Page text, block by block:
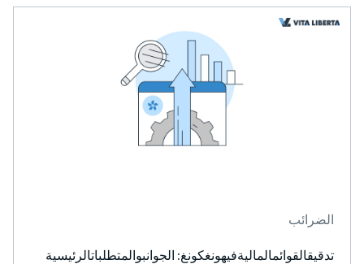
الضرائب
تدقيقالقوائمالماليةفيهونغكونغ: الجوانبوالمتطلباتالرئيسية